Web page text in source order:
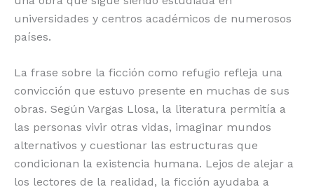
universidades y centros académicos de numerosos
países.
La frase sobre la ficción como refugio refleja una
convicción que estuvo presente en muchas de sus
obras. Según Vargas Llosa, la literatura permitía a
las personas vivir otras vidas, imaginar mundos
alternativos y cuestionar las estructuras que
condicionan la existencia humana. Lejos de alejar a
los lectores de la realidad, la ficción ayudaba a